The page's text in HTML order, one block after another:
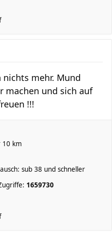
nichts mehr. Mund
machen und sich auf
!!!
10 km
sub 38 und schneller
1659730